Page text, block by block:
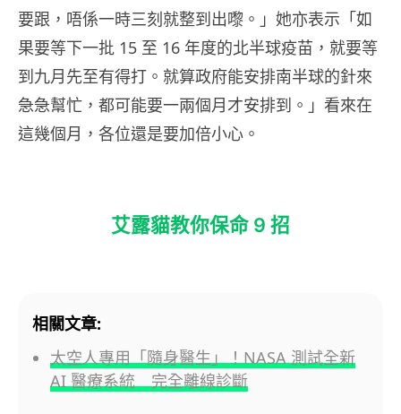
要跟，唔係一時三刻就整到出嚟。」她亦表示「如
果要等下一批 15 至 16 年度的北半球疫苗，就要等
到九月先至有得打。就算政府能安排南半球的針來
急急幫忙，都可能要一兩個月才安排到。」看來在
這幾個月，各位還是要加倍小心。
艾露貓教你保命 9 招
相關文章:
太空人專用「隨身醫生」！NASA 測試全新
AI 醫療系統 完全離線診斷